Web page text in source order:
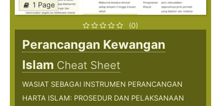
1 Page
(0)
Perancangan Kewangan
Islam Cheat Sheet
WASIAT SEBAGAI INSTRUMEN PERANCANGAN
HARTA ISLAM: PROSEDUR DAN PELAKSANAAN